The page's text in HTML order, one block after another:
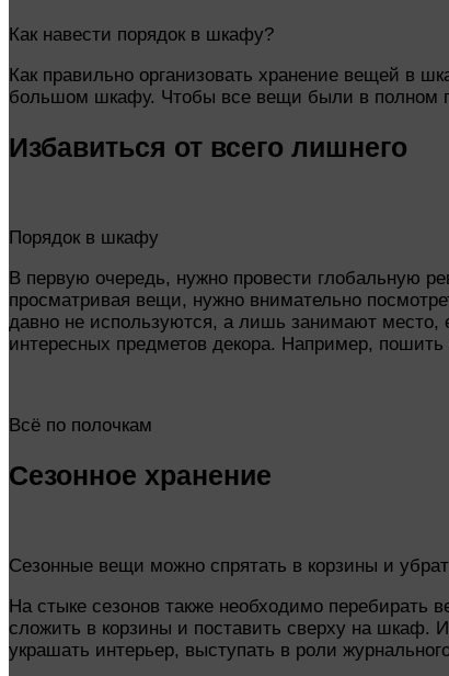
Как навести порядок в шкафу?
Как правильно организовать хранение вещей в
большом шкафу. Чтобы все вещи были в полном
Избавиться от всего лишнего
Порядок в шкафу
В первую очередь, нужно провести глобальную
просматривая вещи, нужно внимательно
давно не используются, а лишь занимают место,
интересных предметов декора. Например,
Всё по полочкам
Сезонное хранение
Сезонные вещи можно спрятать в корзины и
На стыке сезонов также необходимо
сложить в корзины и поставить сверху на шкаф.
украшать интерьер, выступать в роли